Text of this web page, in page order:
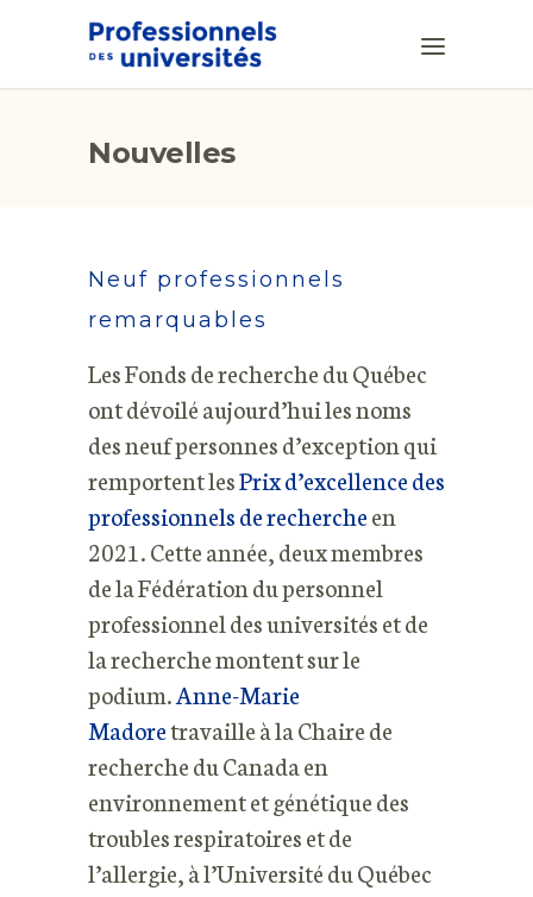
Nouvelles
Neuf professionnels
remarquables
Les Fonds de recherche du Québec
ont dévoilé aujourd’hui les noms
des neuf personnes d’exception qui
remportent lesPrix d’excellence des
professionnels de rechercheen
2021. Cette année, deux membres
de la Fédération du personnel
professionnel des universités et de
la recherche montent sur le
podium.Anne-Marie
Madoretravaille à la Chaire de
recherche du Canada en
environnement et génétique des
troubles respiratoires et de
l’allergie, à l’Université du Québec